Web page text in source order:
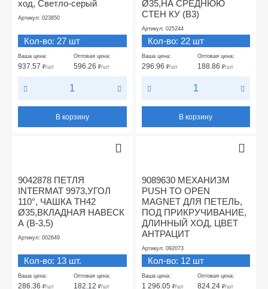
ход, Светло-серый
Артикул: 023850
Кол-во: 27 шт
Ваша цена:
937.57 ₽/шт
Оптовая цена:
596.26₽/шт
В корзину
Ø35,НА СРЕДНЮЮ
СТЕН КУ (B3)
Артикул: 025244
Кол-во: 22 шт
Ваша цена:
296.96 ₽/шт
Оптовая цена:
188.86 ₽/шт
В корзину
9042878 ПЕТЛЯ
INTERMAT 9973,УГОЛ
110°, ЧАШКА TH42
Ø35,ВКЛАДНАЯ НАВЕСК
А (B-3,5)
Артикул: 002649
Кол-во: 13 шт.
Ваша цена:
286.36 ₽/шт
Оптовая цена:
182.12₽/шт
9089630 МЕХАНИЗМ
PUSH TO OPEN
MAGNET ДЛЯ ПЕТЕЛЬ,
ПОД ПРИКРУЧИВАНИЕ,
ДЛИННЫЙ ХОД, ЦВЕТ
АНТРАЦИТ
Артикул: 092073
Кол-во: 12 шт
Ваша цена:
1 296.05 ₽/шт
Оптовая цена:
824.24 ₽/шт